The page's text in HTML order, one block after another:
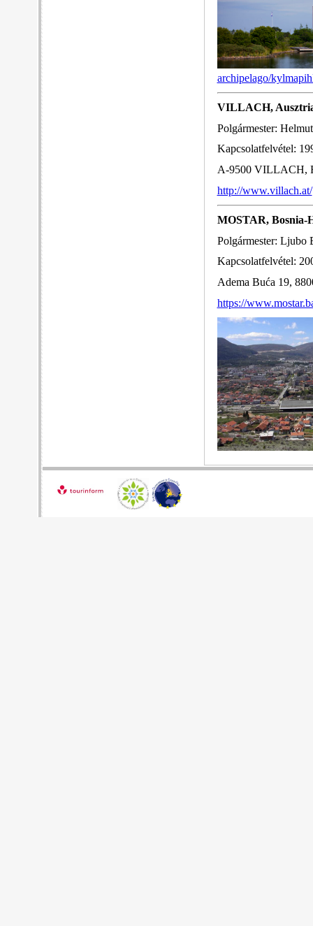
archipelago/
VILLACH,
Polgármester:
Kapcsolatfelvétel:
A-9500 VILLACH,
http://www.villach.at/
MOSTAR, Bosnia-
Polgármester: Ljubo
Kapcsolatfelvétel:
Adema Buća 19,
https://